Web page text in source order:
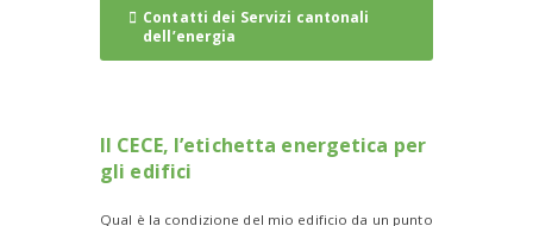
Contatti dei Servizi cantonali
dell’energia
Il CECE, l’etichetta energetica per
gli edifici
Qual è la condizione del mio edificio da un punto